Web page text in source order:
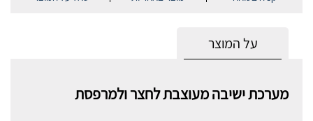
על המוצר
מערכת ישיבה מעוצבת לחצר ולמרפסת